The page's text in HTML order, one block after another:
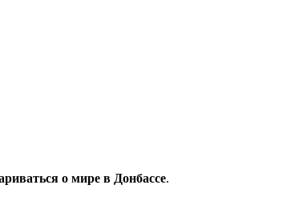
о мире в Донбассе.